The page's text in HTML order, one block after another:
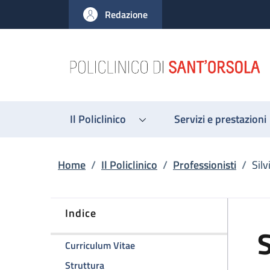
al contenuto principale
to footer content
Redazione
Il Policlinico Servizi e prestazioni
Briciole di pane
Home / Il Policlinico / Professionisti /
Indice
Curriculum Vitaedella pagina Silvia Cammelli
Strutturadella pagina Silvia Cammelli